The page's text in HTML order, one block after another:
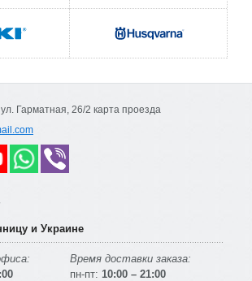
Гарматная, 26/2 карта проезда
и Украине
Время доставки заказа:
пн-пт: 10:00 – 21:00